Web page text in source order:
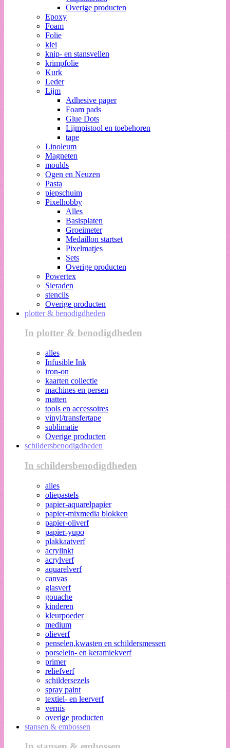
Overige producten
Epoxy
Foam
Folie
klei
knip- en stansvellen
krimpfolie
Kurk
Leder
Lijm
Adhesive paper
Foam pads
Glue Dots
Lijmpistool en toebehoren
tape
Linoleum
Magneten
moulds
Ogen en Neuzen
Pasta
piepschuim
Pixelhobby
Alles
Basisplaten
Groeimeter
Medaillon startset
Pixelmatjes
Sets
Overige producten
Powertex
Sieraden
stencils
Overige producten
plotter & benodigdheden
In plotter & benodigdheden
alles
Infusible Ink
iron-on
kaarten collectie
machines en persen
matten
tools en accessoires
vinyl/transfertape
sublimatie
Overige producten
schildersbenodigdheden
In schildersbenodigdheden
alles
oliepastels
papier-aquarelpapier
papier-mixmedia blokken
papier-oliverf
papier-yupo
plakkaatverf
acrylinkt
acrylverf
aquarelverf
canvas
glasverf
gouache
kinderen
kleurpoeder
medium
olieverf
penselen,kwasten en schildersmessen
porselein- en keramiekverf
primer
reliefverf
schildersezels
spray paint
textiel- en leerverf
vernis
overige producten
stansen & embossen